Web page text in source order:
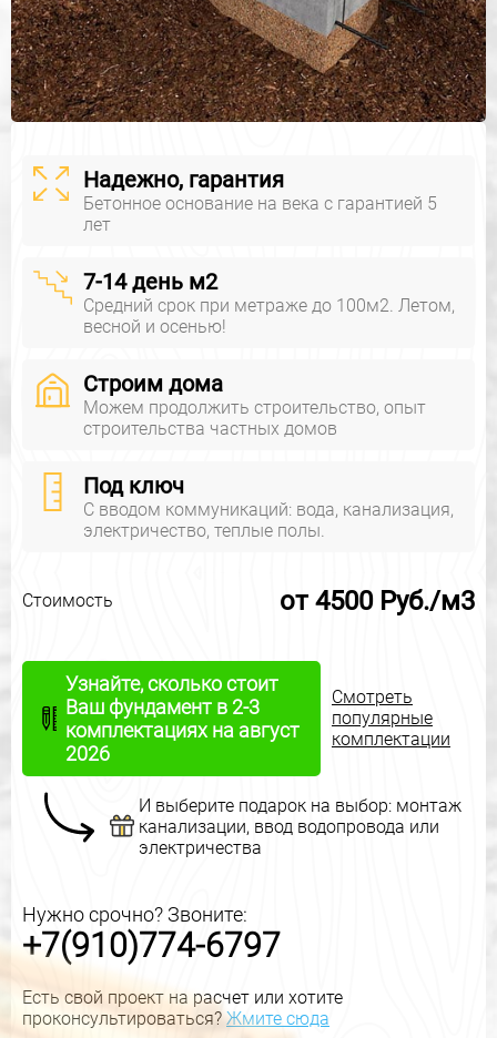
Надежно, гарантия
Бетонное основание на века с гарантией 5
лет
7-14 день м2
Средний срок при метраже до 100м2. Летом,
весной и осенью!
Строим дома
Можем продолжить строительство, опыт
строительства частных домов
Под ключ
С вводом коммуникаций: вода, канализация,
электричество, теплые полы.
Стоимость от 4500 Руб./м3
Узнайте, сколько стоит
Ваш фундамент в 2-3
комплектациях на август
2026
Смотреть
популярные
комплектации
И выберите подарок на выбор: монтаж
канализации, ввод водопровода или
электричества
Нужно срочно? Звоните:
+7(910)774-6797
Есть свой проект на расчет или хотите
проконсультироваться?Жмите сюда